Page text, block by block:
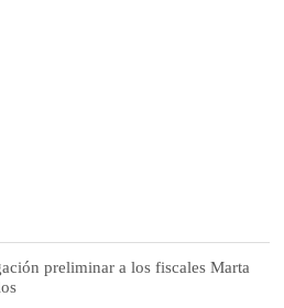
preliminar a los fiscales Marta